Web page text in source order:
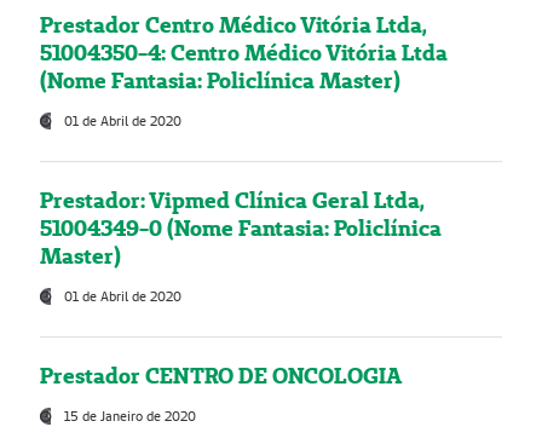
Prestador Centro Médico Vitória Ltda,
51004350-4: Centro Médico Vitória Ltda
(Nome Fantasia: Policlínica Master)
01 de Abril de 2020
Prestador: Vipmed Clínica Geral Ltda,
51004349-0 (Nome Fantasia: Policlínica
Master)
01 de Abril de 2020
Prestador CENTRO DE ONCOLOGIA
15 de Janeiro de 2020